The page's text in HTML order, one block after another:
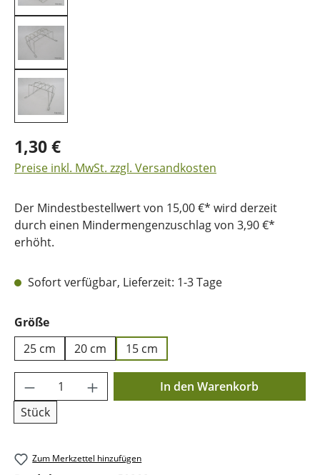
1,30 €
Preise inkl. MwSt. zzgl. Versandkosten
Der Mindestbestellwert von 15,00 €* wird derzeit
durch einen Mindermengenzuschlag von 3,90 €*
erhöht.
Sofort verfügbar, Lieferzeit: 1-3 Tage
Größeauswählen
25 cm
20 cm 15 cm
Produkt Anzahl: Gib den gewünschten
Stück
In den Warenkorb
Zum Merkzettel hinzufügen